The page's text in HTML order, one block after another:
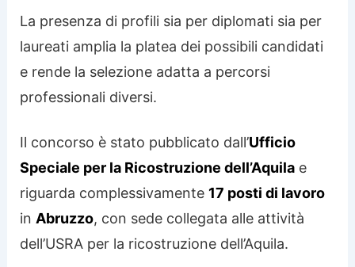
La presenza di profili sia per diplomati sia per
laureati amplia la platea dei possibili candidati
e rende la selezione adatta a percorsi
professionali diversi.
Il concorso è stato pubblicato dall’Ufficio
Speciale per la Ricostruzione dell’Aquila e
riguarda complessivamente 17 posti di lavoro
in Abruzzo, con sede collegata alle attività
dell’USRA per la ricostruzione dell’Aquila.